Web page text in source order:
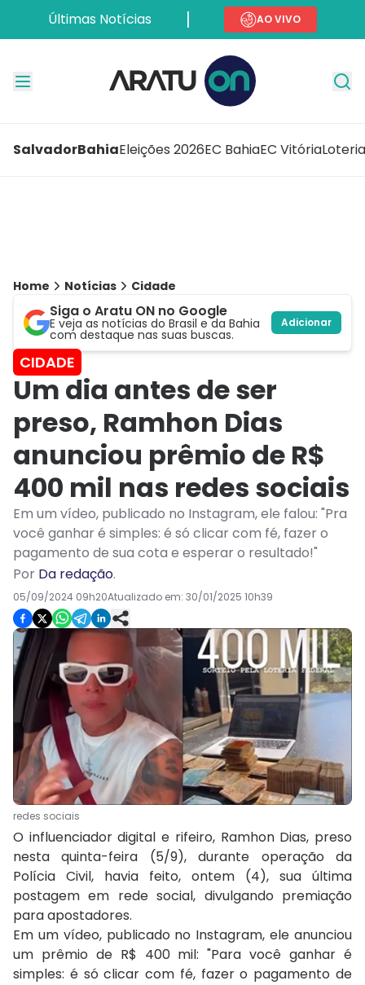
Últimas Notícias AO VIVO
SalvadorBahiaEleições 2026EC BahiaEC Vitória
Home Notícias Cidade
Siga o Aratu ON no Google
E veja as notícias do Brasil e da Bahia
com destaque nas suas buscas.
Adicionar
CIDADE
Um dia antes de ser
preso, Ramhon Dias
anunciou prêmio de R$
400 mil nas redes sociais
Em um vídeo, publicado no Instagram, ele falou: "Pra
você ganhar é simples: é só clicar com fé, fazer o
pagamento de sua cota e esperar o resultado!"
Por Da redação.
05/09/2024 09h20Atualizado em: 30/01/2025 10h39
redes sociais
O influenciador digital e rifeiro, Ramhon Dias, preso
nesta quinta-feira (5/9), durante operação da
Polícia Civil, havia feito, ontem (4), sua última
postagem em rede social, divulgando premiação
para apostadores.
Em um vídeo, publicado no Instagram, ele anunciou
um prêmio de R$ 400 mil: "Para você ganhar é
simples: é só clicar com fé, fazer o pagamento de